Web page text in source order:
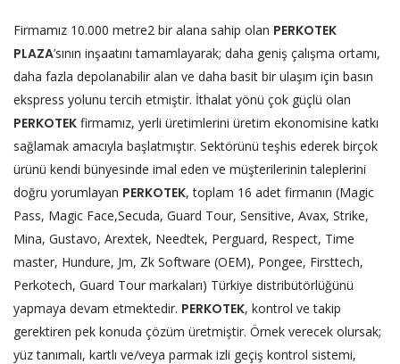
Firmamız 10.000 metre2 bir alana sahip olan PERKOTEK
PLAZA’sının inşaatını tamamlayarak; daha geniş çalışma ortamı,
daha fazla depolanabilir alan ve daha basit bir ulaşım için basın
ekspress yolunu tercih etmiştir. İthalat yönü çok güçlü olan
PERKOTEK firmamız, yerli üretimlerini üretim ekonomisine katkı
sağlamak amacıyla başlatmıştır. Sektörünü teşhis ederek birçok
ürünü kendi bünyesinde imal eden ve müşterilerinin taleplerini
doğru yorumlayan PERKOTEK, toplam 16 adet firmanın (Magic
Pass, Magic Face,Secuda, Guard Tour, Sensitive, Avax, Strike,
Mina, Gustavo, Arextek, Needtek, Perguard, Respect, Time
master, Hundure, Jm, Zk Software (OEM), Pongee, Firsttech,
Perkotech, Guard Tour markaları) Türkiye distribütörlüğünü
yapmaya devam etmektedir. PERKOTEK, kontrol ve takip
gerektiren pek konuda çözüm üretmiştir. Örnek verecek olursak;
yüz tanımalı, kartlı ve/veya parmak izli geçiş kontrol sistemi,